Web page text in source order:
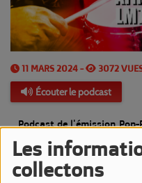
Les
collectons
11 MARS 2024 - 3072
Écouter le podcast
Podcast de l'émission
Diffusée le Lundi 11 Mars